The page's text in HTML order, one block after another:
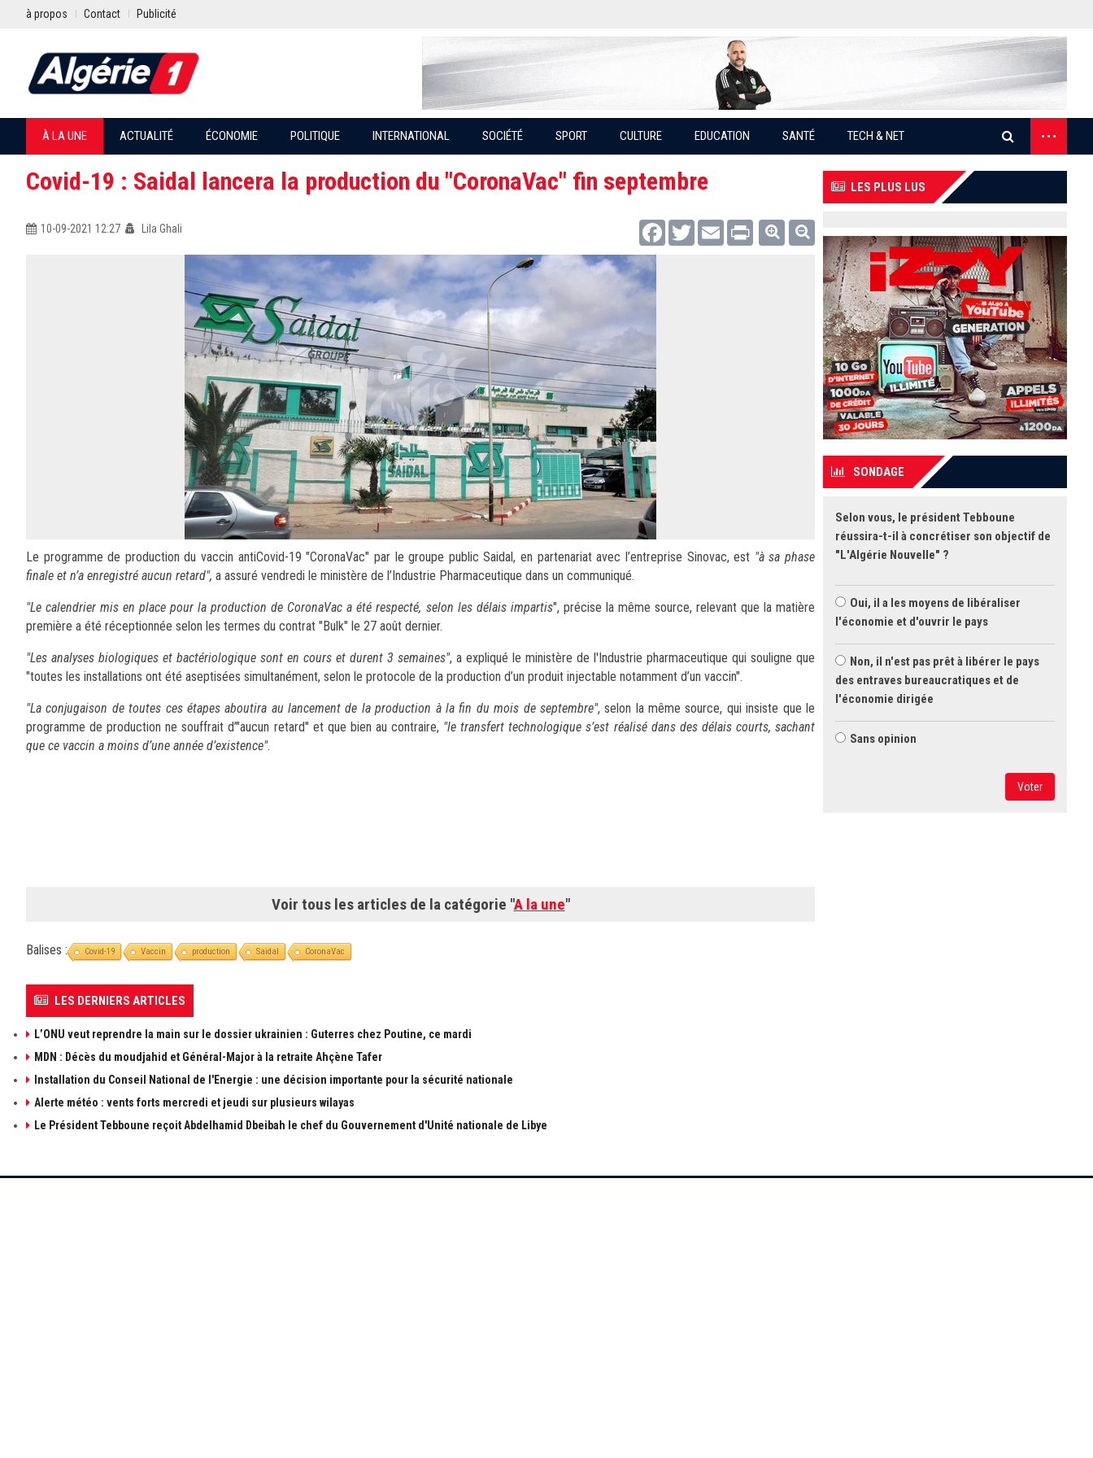
à propos Contact Publicité
À LA UNE ACTUALITÉ ÉCONOMIE POLITIQUE INTERNATIONAL SOCIÉTÉ SPORT CULTURE EDUCATION SANTÉ TECH & NET
...
Covid-19 : Saidal lancera la production du "CoronaVac" fin septembre
10-09-2021 12:27 Lila Ghali FacebookTwitter Email Print
Le programme de production du vaccin antiCovid-19 "CoronaVac" par le groupe public Saidal, en partenariat avec l’entreprise Sinovac, est "à sa phase
finale et n’a enregistré aucun retard", a assuré vendredi le ministère de l’Industrie Pharmaceutique dans un communiqué.
"Le calendrier mis en place pour la production de CoronaVac a été respecté, selon les délais impartis", précise la même source, relevant que la matière
première a été réceptionnée selon les termes du contrat "Bulk" le 27 août dernier.
"Les analyses biologiques et bactériologique sont en cours et durent 3 semaines", a expliqué le ministère de l'Industrie pharmaceutique qui souligne que
"toutes les installations ont été aseptisées simultanément, selon le protocole de la production d’un produit injectable notamment d’un vaccin".
"La conjugaison de toutes ces étapes aboutira au lancement de la production à la fin du mois de septembre", selon la même source, qui insiste que le
programme de production ne souffrait d’"aucun retard" et que bien au contraire, "le transfert technologique s’est réalisé dans des délais courts, sachant
que ce vaccin a moins d’une année d’existence".
Voir tous les articles de la catégorie "A la une"
Balises : Covid-19 Vaccin production Saidal CoronaVac
LES DERNIERS ARTICLES
L’ONU veut reprendre la main sur le dossier ukrainien : Guterres chez Poutine, ce mardi
MDN : Décès du moudjahid et Général-Major à la retraite Ahçène Tafer
Installation du Conseil National de l'Energie : une décision importante pour la sécurité nationale
Alerte météo : vents forts mercredi et jeudi sur plusieurs wilayas
Le Président Tebboune reçoit Abdelhamid Dbeibah le chef du Gouvernement d'Unité nationale de Libye
LES PLUS LUS
SONDAGE
Selon vous, le président Tebboune
réussira-t-il à concrétiser son objectif de
"L'Algérie Nouvelle" ?
Oui, il a les moyens de libéraliser
l'économie et d'ouvrir le pays
Non, il n'est pas prêt à libérer le pays
des entraves bureaucratiques et de
l'économie dirigée
Sans opinion
Voter